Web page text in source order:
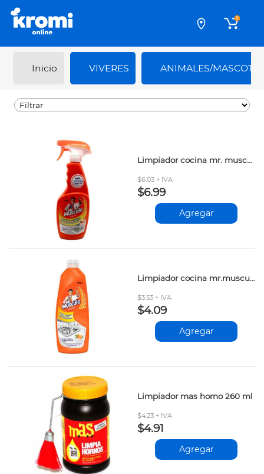
0
Inicio VIVERES ANIMALES/
Limpiador cocina mr. musculo naranja 500cc
$6.03 + IVA
$6.99
Agregar
Limpiador cocina mr.musculo citrus 500ml
$3.53 + IVA
$4.09
Agregar
Limpiador mas horno 260 ml
$4.23 + IVA
$4.91
Agregar